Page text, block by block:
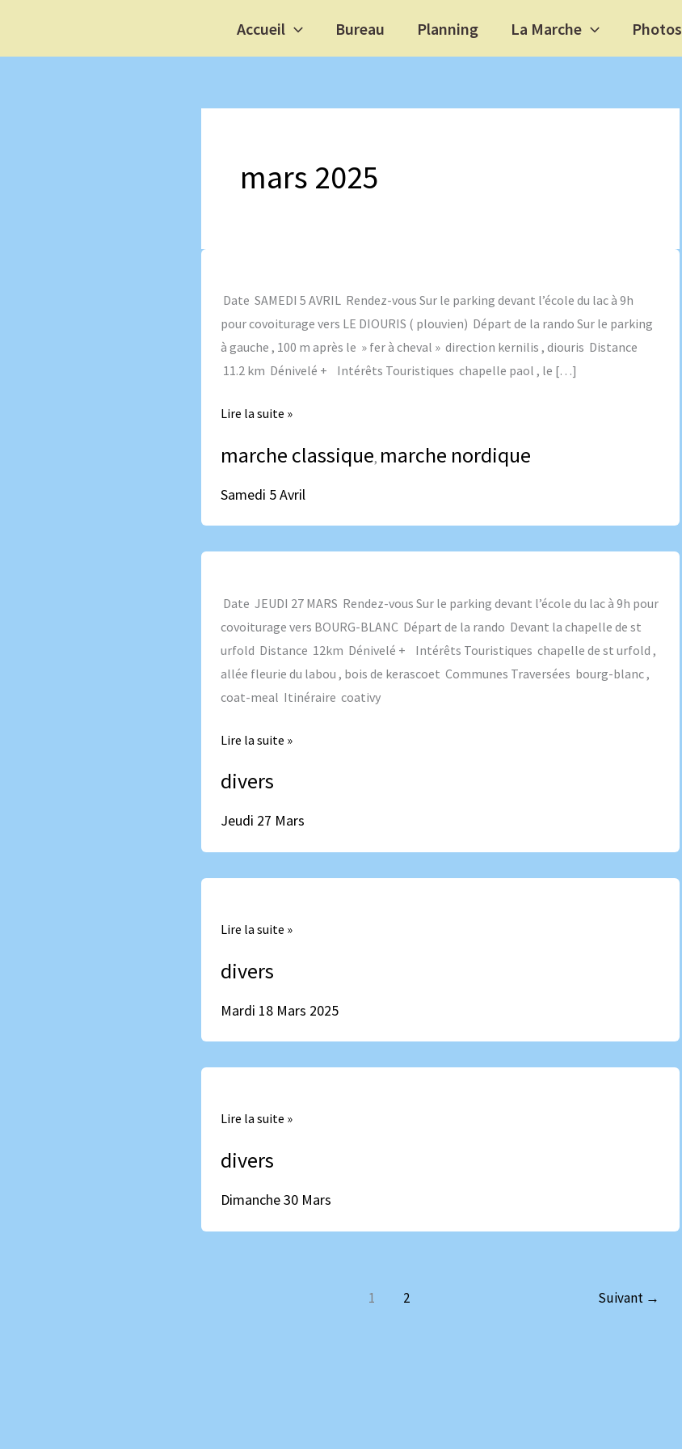
contenu
Accueil Bureau Planning La Marche Photos
mars 2025
Date SAMEDI 5 AVRIL Rendez-vous Sur le parking devant l’école du lac à 9h
pour covoiturage vers LE DIOURIS ( plouvien) Départ de la rando Sur le parking
à gauche , 100 m après le » fer à cheval » direction kernilis , diouris Distance
11.2 km Dénivelé + Intérêts Touristiques chapelle paol , le […]
Avril
Lire la suite »
marche classique, marche nordique
Samedi 5 Avril
Date JEUDI 27 MARS Rendez-vous Sur le parking devant l’école du lac à 9h pour
covoiturage vers BOURG-BLANC Départ de la rando Devant la chapelle de st
urfold Distance 12km Dénivelé + Intérêts Touristiques chapelle de st urfold ,
allée fleurie du labou , bois de kerascoet Communes Traversées bourg-blanc ,
coat-meal Itinéraire coativy
Mars
Lire la suite »
divers
Jeudi 27 Mars
Mars
Lire la suite »
divers
Mardi 18 Mars 2025
Mars
Lire la suite »
divers
Dimanche 30 Mars
1 2 Suivant →